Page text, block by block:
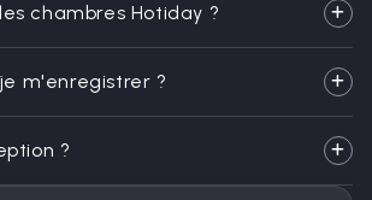
chambres Hotiday ?
m'enregistrer ?
?